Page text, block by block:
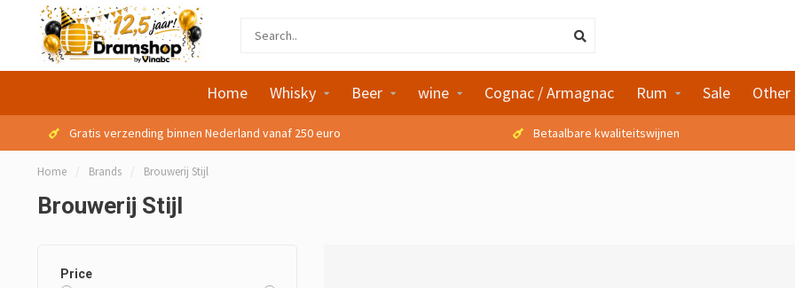
Home Whisky Beer wine Cognac / Armagnac Rum Sale
Gratis verzending binnen Nederland vanaf 250 euro Betaalbare kwaliteitswijnen
Home / Brands / Brouwerij Stijl
Brouwerij Stijl
Price